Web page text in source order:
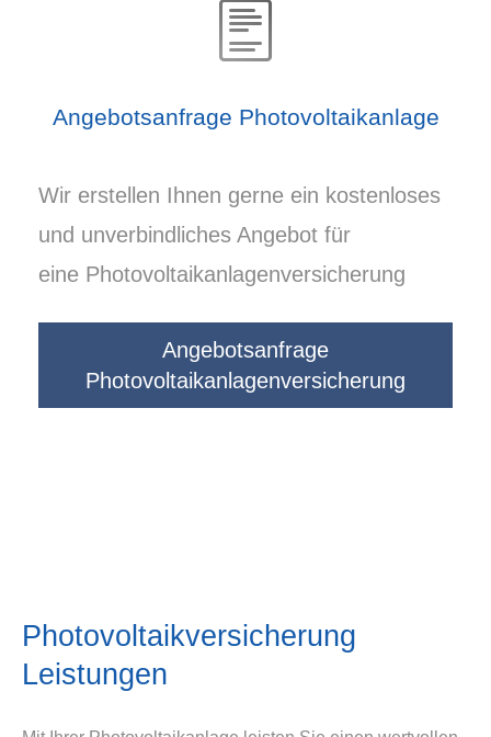
Angebotsanfrage Photovoltaikanlage
Wir erstellen Ihnen gerne ein kostenloses
und unverbindliches Angebot für
eine Photovoltaikanlagenversicherung
Angebotsanfrage
Photovoltaikanlagenversicherung
Photo­voltaik­ver­si­che­rung
Leistungen